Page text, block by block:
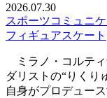
2026.07.30
スポーツコミュニ
フィギュアスケート
ミラノ・コルティ
ダリストの“りくり
自身がプロデュー